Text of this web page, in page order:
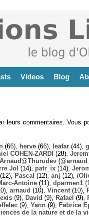
Videos Blog
leurs commentaires. Vous
(66), herve (66), leafar (44),
COHEN-ZARDI (28),
Arnaud@Thurudev
Jol (14), patr_ix (14),
(12), Pascal (12), anj (12), /
Antoine (11), dparmen1
arnaud (10), Vincent (10),
(9), David (9), Rafael (9),
(9), Yann (9), Fabrice
de la nature et de la